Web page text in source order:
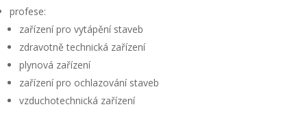
profese:
zařízení pro vytápění staveb
zdravotně technická zařízení
plynová zařízení
zařízení pro ochlazování staveb
vzduchotechnická zařízení